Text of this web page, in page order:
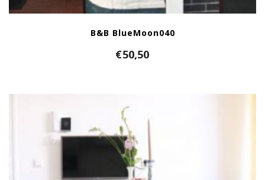
B&B BlueMoon040
€50,50